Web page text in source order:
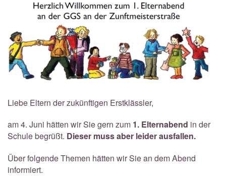
Liebe Eltern der zukünftigen Erstklässler,
am 4. Juni hätten wir Sie gern zum 1. Elternabend in der
Schule begrüßt. Dieser muss aber leider ausfallen.
Über folgende Themen hätten wir Sie an dem Abend
informiert.